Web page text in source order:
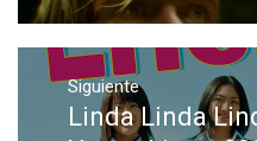
Siguiente
Entrada
Linda Linda